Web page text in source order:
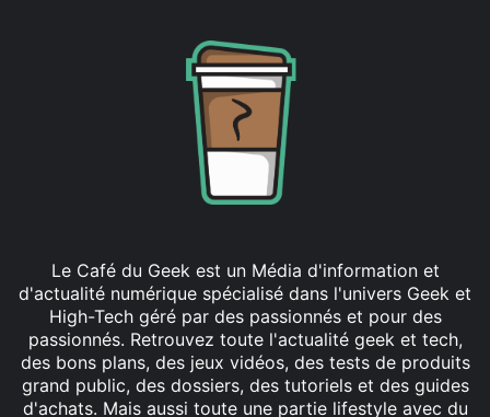
Le Café du Geek est un Média d'information et
d'actualité numérique spécialisé dans l'univers Geek et
High-Tech géré par des passionnés et pour des
passionnés. Retrouvez toute l'actualité geek et tech,
des bons plans, des jeux vidéos, des tests de produits
grand public, des dossiers, des tutoriels et des guides
d'achats. Mais aussi toute une partie lifestyle avec du